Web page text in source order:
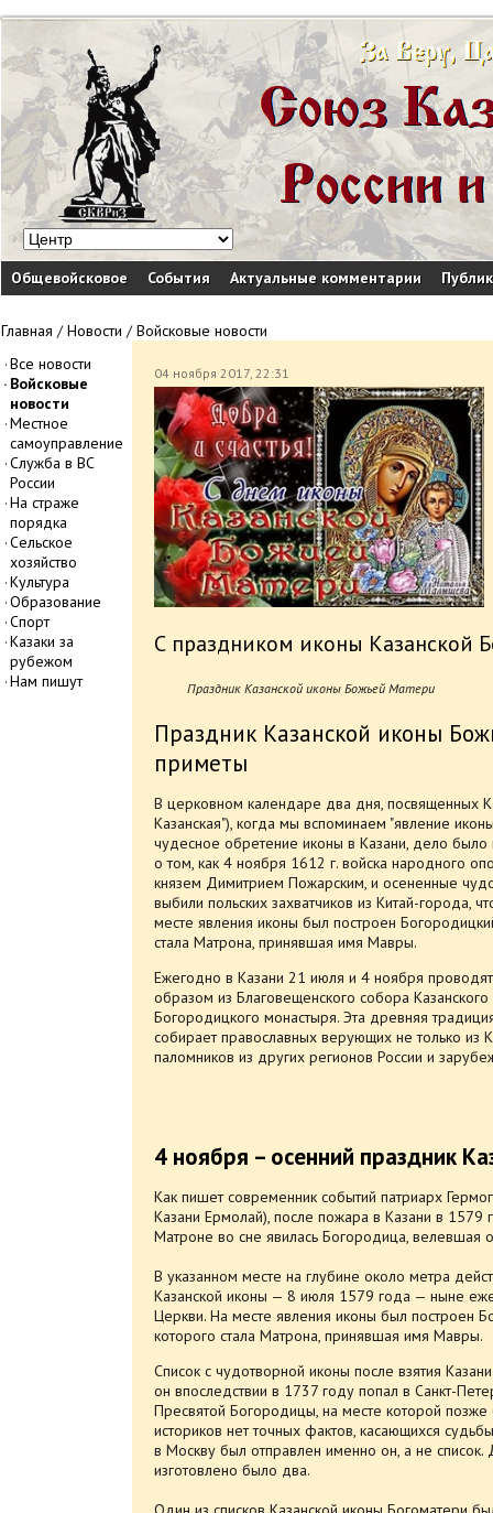
Общевойсковое События Актуальные комментарии
Главная /Новости /Войсковые новости
Все новости
Войсковые
новости
Местное
самоуправление
Служба в ВС
России
На страже
порядка
Сельское
хозяйство
Культура
Образование
Спорт
Казаки за
рубежом
Нам пишут
04 ноября 2017, 22:31
С праздником иконы Казанской
Праздник Казанской иконы Божьей Матери
Праздник Казанской иконы
приметы
В церковном календаре два дня, посвященных
Казанская"), когда мы вспоминаем "явление
чудесное обретение иконы в Казани, дело было
о том, как 4 ноября 1612 г. войска народного
князем Димитрием Пожарским, и осененные
выбили польских захватчиков из Китай-города,
месте явления иконы был построен
стала Матрона, принявшая имя Мавры.
Ежегодно в Казани 21 июля и 4 ноября
образом из Благовещенского собора
Богородицкого монастыря. Эта древняя
собирает православных верующих не только из
паломников из других регионов России и
4 ноября – осенний праздник
Как пишет современник событий патриарх
Казани Ермолай), после пожара в Казани в 1579
Матроне во сне явилась Богородица, велевшая
В указанном месте на глубине около метра
Казанской иконы — 8 июля 1579 года — ныне
Церкви. На месте явления иконы был построен
которого стала Матрона, принявшая имя Мавры.
Список с чудотворной иконы после взятия
он впоследствии в 1737 году попал в Санкт-
Пресвятой Богородицы, на месте которой
историков нет точных фактов, касающихся
в Москву был отправлен именно он, а не список.
изготовлено было два.